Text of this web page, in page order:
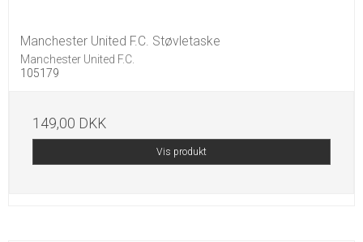
Manchester United F.C. Støvletaske
Manchester United F.C.
105179
149,00 DKK
Vis produkt